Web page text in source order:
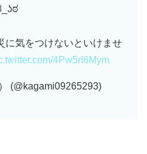
に気をつけないといけませ
4Pw5rI6Mym
(@kagami09265293)